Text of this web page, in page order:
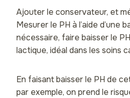
Ajouter le conservateur, et
Mesurer le PH à l’aide d’une
nécessaire, faire baisser le
lactique, idéal dans les soins
En faisant baisser le PH de
par exemple, on prend le